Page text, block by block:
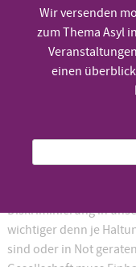
Theater
Freitag, 20.3. um
Diskriminierung in
wichtiger denn je
sind oder in Not
Wir versenden
zum Thema Asyl
einen